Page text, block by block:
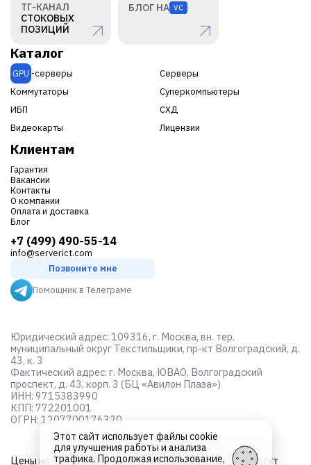
Этот сайт использует файлы cookie
для улучшения работы и анализа
трафика. Продолжая использование,
ТГ-КАНАЛ
СТОКОВЫХ
ПОЗИЦИЙ
БЛОГ НА VC
Каталог
GPU -серверы
Серверы
Коммутаторы
Суперкомпьютеры
ИБП
СХД
Видеокарты
Лицензии
Клиентам
Гарантия
Вакансии
Контакты
О компании
Оплата и доставка
Блог
+7 (499) 490-55-14
info@serverict.com
Позвоните мне
Помощник в Телеграме
Юридический адрес: 109316, г. Москва, вн. тер.
муниципальный округ Текстильщики, пр-кт Волгоградский, д.
43, к. 3
Фактический адрес: г. Москва, ЮВАО, Волгоградский
проспект, д. 43, корп. 3 (БЦ «Авилон Плаза»)
ИНН: 9715383990
КПП: 772201001
ОГРН: 1207700176320
Цены на товары не являютсяпубличной офертойи могут